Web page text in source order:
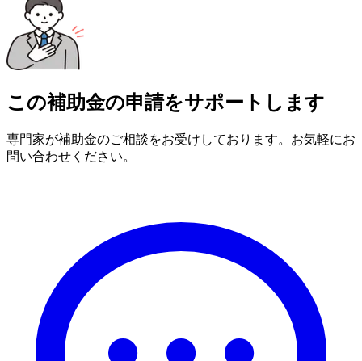
この補助金の申請をサポートします
専門家が補助金のご相談をお受けしております。お気軽にお
問い合わせください。